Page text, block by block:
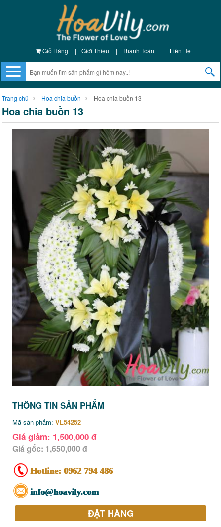
Giỏ Hàng | Giới Thiệu | Thanh Toán | Liên Hệ
Trang chủ Hoa chia buồn Hoa chia buồn 13
Hoa chia buồn 13
THÔNG TIN SẢN PHẨM
Mã sản phẩm: VL54252
Giá giảm: 1,500,000 đ
Giá gốc: 1,650,000 đ
Hotline: 0962 794 486
info@hoavily.com
ĐẶT HÀNG